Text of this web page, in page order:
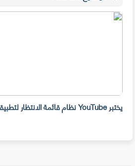
يختبر YouTube نظام قائمة الانتظار لتطبيقات iOS و Android